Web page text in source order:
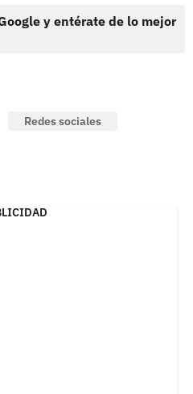
y entérate de lo mejor
Redes sociales